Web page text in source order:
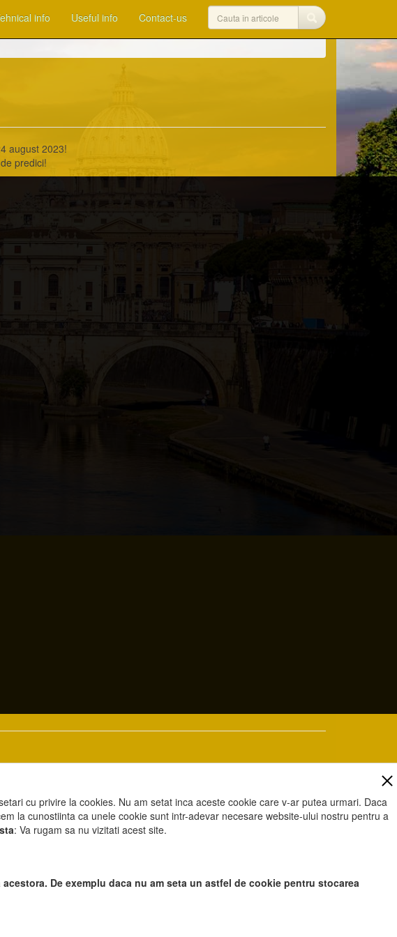
info Useful info Contact-us
august 2023!
predici!
cu privire la cookies. Nu am setat inca aceste cookie care v-ar putea urmari. Daca
la cunostiinta ca unele cookie sunt intr-adevar necesare website-ului nostru pentru a
: Va rugam sa nu vizitati acest site.
De exemplu daca nu am seta un astfel de cookie pentru stocarea